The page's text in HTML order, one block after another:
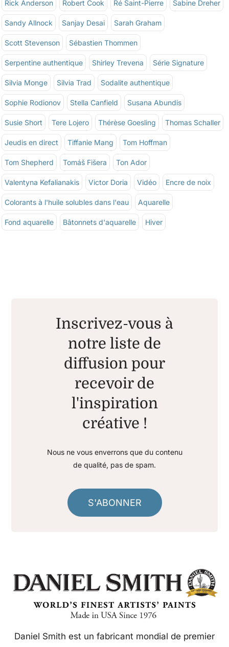
Rick Anderson Robert Cook Ré Saint-Pierre Sabine Dreher
Sandy Allnock Sanjay Desai Sarah Graham
Scott Stevenson Sébastien Thommen
Serpentine authentique Shirley Trevena Série Signature
Silvia Monge Silvia Trad Sodalite authentique
Sophie Rodionov Stella Canfield Susana Abundis
Susie Short Tere Lojero Thérèse Goesling Thomas Schaller
Jeudis en direct Tiffanie Mang Tom Hoffman
Tom Shepherd Tomáš Fišera Ton Ador
Valentyna Kefalianakis Victor Doria Vidéo Encre de noix
Colorants à l'huile solubles dans l'eau Aquarelle
Fond aquarelle Bâtonnets d'aquarelle Hiver
Inscrivez-vous à
notre liste de
diffusion pour
recevoir de
l'inspiration
créative !
Nous ne vous enverrons que du contenu
de qualité, pas de spam.
S'ABONNER
Daniel Smith est un fabricant mondial de premier